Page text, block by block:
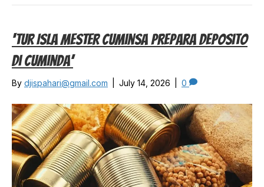
‘Tur Isla Mester Cuminsa Prepara Deposito
Di Cuminda’
By djispahari@gmail.com July 14, 2026 0